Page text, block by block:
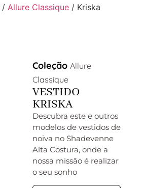
/ Allure Classique / Kriska
Coleção Allure
Classique
VESTIDO
KRISKA
Descubra este e outros
modelos de vestidos de
noiva no Shadevenne
Alta Costura, onde a
nossa missão é realizar
o seu sonho